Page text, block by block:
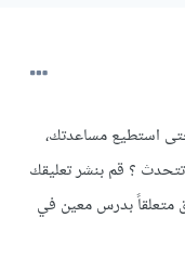
استطيع مساعدتك،
؟ قم بنشر تعليقك
متعلقاً بدرس معين في